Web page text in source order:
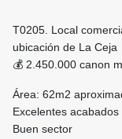
T0205. Local
ubicación de La Ceja
💰 2.450.000 canon
Área: 62m2
Excelentes acabados
Buen sector